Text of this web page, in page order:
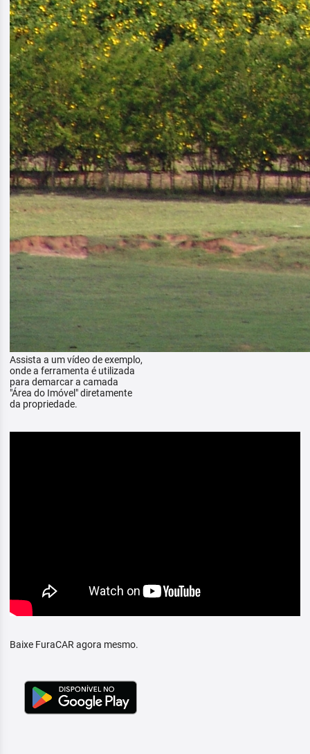
Assista a um vídeo de exemplo,
onde a ferramenta é utilizada
para demarcar a camada
"Área do Imóvel" diretamente
da propriedade.
Baixe FuraCAR agora mesmo.